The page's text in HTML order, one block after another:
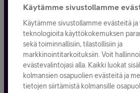
Tietosuoja ja -turva
Tilauksen peruuttaminen
Käyttöehdot
Evästeiden käyttö
Toimitusehdot ja
Käytämme sivustollamme
Käytämme sivustollamme evästeitä ja
teknologioita käyttökokemuksen
sekä toiminnallisiin, tilastollisiin ja
markkinointitarkoituksiin. Voit
evästevalintojasi alla. Kaikki luokat
kolmansien osapuolien evästeitä ja
tietojen siirtämistä kolmansille